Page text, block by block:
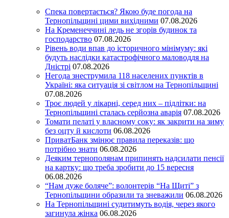
Спека повертається? Якою буде погода на
Тернопільщині цими вихідними 07.08.2026
На Кременеччині ледь не згорів будинок та
господарство 07.08.2026
Рівень води впав до історичного мінімуму: які
будуть наслідки катастрофічного маловоддя на
Дністрі 07.08.2026
Негода знеструмила 118 населених пунктів в
Україні: яка ситуація зі світлом на Тернопільщині
07.08.2026
Троє людей у лікарні, серед них – підлітки: на
Тернопільщині сталась серйозна аварія 07.08.2026
Томати пелаті у власному соку: як закрити на зиму
без оцту й кислоти 06.08.2026
ПриватБанк змінює правила переказів: що
потрібно знати 06.08.2026
Деяким тернополянам припинять надсилати пенсії
на картку: що треба зробити до 15 вересня
06.08.2026
“Нам дуже боляче”: волонтерів “На Щиті” з
Тернопільщини образили та зневажили 06.08.2026
На Тернопільщині судитимуть водія, через якого
загинула жінка 06.08.2026